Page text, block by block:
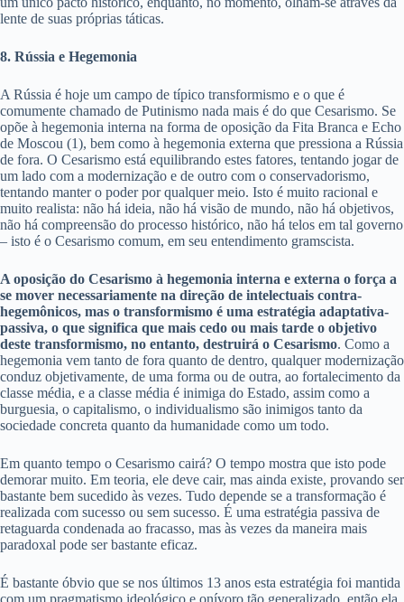
lente de suas próprias táticas.
8. Rússia e Hegemonia
A Rússia é hoje um campo de típico transformismo e o que é
comumente chamado de Putinismo nada mais é do que Cesarismo. Se
opõe à hegemonia interna na forma de oposição da Fita Branca e Echo
de Moscou (1), bem como à hegemonia externa que pressiona a Rússia
de fora. O Cesarismo está equilibrando estes fatores, tentando jogar de
um lado com a modernização e de outro com o conservadorismo,
tentando manter o poder por qualquer meio. Isto é muito racional e
muito realista: não há ideia, não há visão de mundo, não há objetivos,
não há compreensão do processo histórico, não há telos em tal governo
– isto é o Cesarismo comum, em seu entendimento gramscista.
A oposição do Cesarismo à hegemonia interna e externa o força a
se mover necessariamente na direção de intelectuais contra-
hegemônicos, mas o transformismo é uma estratégia adaptativa-
passiva, o que significa que mais cedo ou mais tarde o objetivo
deste transformismo, no entanto, destruirá o Cesarismo. Como a
hegemonia vem tanto de fora quanto de dentro, qualquer modernização
conduz objetivamente, de uma forma ou de outra, ao fortalecimento da
classe média, e a classe média é inimiga do Estado, assim como a
burguesia, o capitalismo, o individualismo são inimigos tanto da
sociedade concreta quanto da humanidade como um todo.
Em quanto tempo o Cesarismo cairá? O tempo mostra que isto pode
demorar muito. Em teoria, ele deve cair, mas ainda existe, provando ser
bastante bem sucedido às vezes. Tudo depende se a transformação é
realizada com sucesso ou sem sucesso. É uma estratégia passiva de
retaguarda condenada ao fracasso, mas às vezes da maneira mais
paradoxal pode ser bastante eficaz.
É bastante óbvio que se nos últimos 13 anos esta estratégia foi mantida
com um pragmatismo ideológico e onívoro tão generalizado, então ela